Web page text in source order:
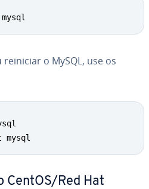
mysql
o MySQL, use os
CentOS/Red Hat